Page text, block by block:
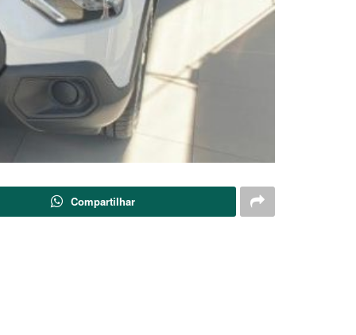
Compartilhar